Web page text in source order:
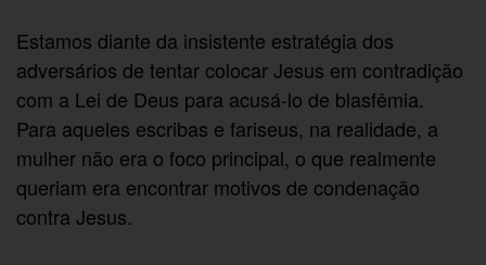
Estamos diante da insistente estratégia dos
adversários de tentar colocar Jesus em contradição
com a Lei de Deus para acusá-lo de blasfêmia.
Para aqueles escribas e fariseus, na realidade, a
mulher não era o foco principal, o que realmente
queriam era encontrar motivos de condenação
contra Jesus.